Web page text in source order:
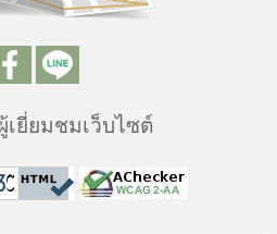
เยี่ยมชมเว็บไซต์